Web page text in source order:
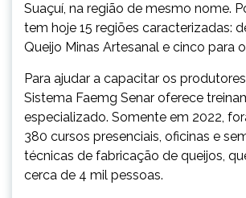
Suaçuí, na região de mesmo nome.
tem hoje 15 regiões caracterizadas:
Queijo Minas Artesanal e cinco para
Para ajudar a capacitar os
Sistema Faemg Senar oferece
especializado. Somente em 2022,
380 cursos presenciais, oficinas e
técnicas de fabricação de queijos,
cerca de 4 mil pessoas.